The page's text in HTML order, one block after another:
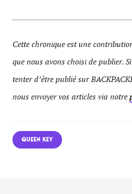
Cette chronique est une
que nous avons choisi de publier.
tenter d’être publié sur
nous envoyer vos articles via notre
QUEEN KEY